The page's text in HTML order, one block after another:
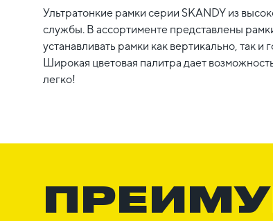
Ультратонкие рамки серии SKANDY из
службы. В ассортименте представлены
устанавливать рамки как вертикально, так
Широкая цветовая палитра дает
легко!